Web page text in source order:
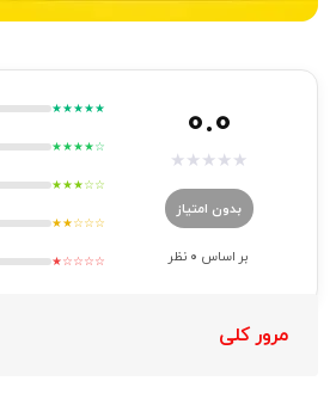
0.0
★
★
★
★
★
بدون امتیاز
بر اساس 0 نظر
★★★★★
★★★★☆
★★★☆☆
★★☆☆☆
★☆☆☆☆
مرور کلی